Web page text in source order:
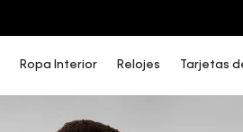
Ropa Interior Relojes Tarjetas